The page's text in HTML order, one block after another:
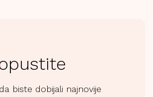
biste dobijali najnovije